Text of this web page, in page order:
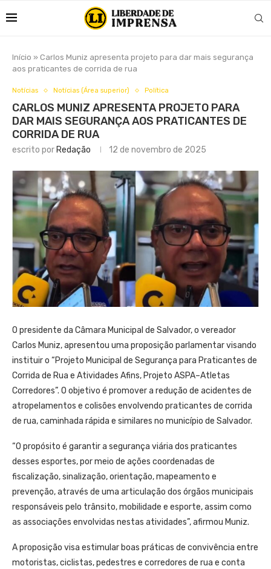
Início » Carlos Muniz apresenta projeto para dar mais segurança
aos praticantes de corrida de rua
Notícias Notícias (Área superior) Política
CARLOS MUNIZ APRESENTA PROJETO PARA
DAR MAIS SEGURANÇA AOS PRATICANTES DE
CORRIDA DE RUA
escrito por Redação 12 de novembro de 2025
O presidente da Câmara Municipal de Salvador, o vereador
Carlos Muniz, apresentou uma proposição parlamentar visando
instituir o “Projeto Municipal de Segurança para Praticantes de
Corrida de Rua e Atividades Afins, Projeto ASPA–Atletas
Corredores”. O objetivo é promover a redução de acidentes de
atropelamentos e colisões envolvendo praticantes de corrida
de rua, caminhada rápida e similares no município de Salvador.
“O propósito é garantir a segurança viária dos praticantes
desses esportes, por meio de ações coordenadas de
fiscalização, sinalização, orientação, mapeamento e
prevenção, através de uma articulação dos órgãos municipais
responsáveis pelo trânsito, mobilidade e esporte, assim como
as associações envolvidas nestas atividades”, afirmou Muniz.
A proposição visa estimular boas práticas de convivência entre
motoristas, ciclistas, pedestres e corredores de rua e conta